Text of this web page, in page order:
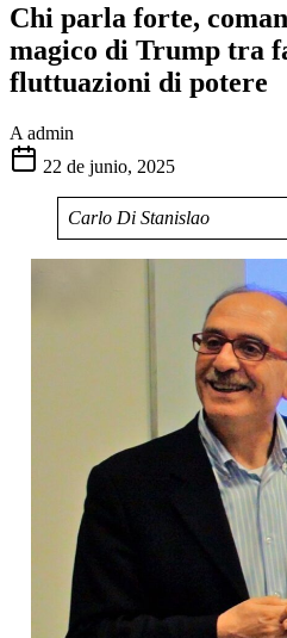
Chi parla forte,
magico di Trump tra
fluttuazioni di potere
A admin
22 de junio, 2025
Carlo Di Stanislao